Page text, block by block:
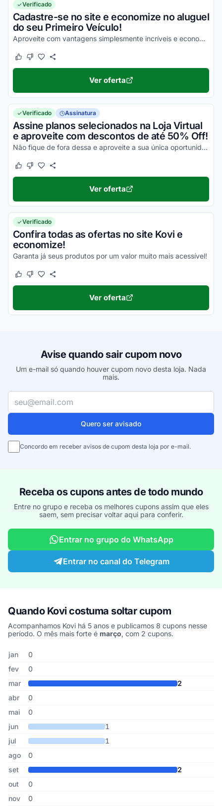
Verificado
Cadastre-se no site e economize no aluguel
do seu Primeiro Veículo!
Aproveite com vantagens simplesmente incríveis e economize em todas as suas compras com facilidade!
Este cupom funcionou
Este cupom não funcionou
Ver oferta
Verificado Assinatura
Assine planos selecionados na Loja Virtual
e aproveite com descontos de até 50% Off!
Não fique de fora dessa e aproveite a sua única oportunidade para economizar!
Este cupom funcionou
Este cupom não funcionou
Ver oferta
Verificado
Confira todas as ofertas no site Kovi e
economize!
Garanta já seus produtos por um valor muito mais acessível!
Este cupom funcionou
Este cupom não funcionou
Ver oferta
Avise quando sair cupom novo
Um e-mail só quando houver cupom novo desta loja. Nada
mais.
Seu e-mail
Quero ser avisado
Concordo em receber avisos de cupom desta loja por e-mail.
Receba os cupons antes de todo mundo
Entre no grupo e receba os melhores cupons assim que eles
saem, sem precisar voltar aqui para conferir.
Entrar no grupo do WhatsApp
Entrar no canal do Telegram
Quando Kovi costuma soltar cupom
Acompanhamos Kovi há 5 anos e publicamos 8 cupons nesse
período. O mês mais forte é março, com 2 cupons.
Cupons de Kovi publicados por mês, somando os últimos 5 anos
Mês Cupons publicados
jan
0
fev
0
mar
2
abr
0
mai
0
jun
1
jul
1
ago
0
set
2
out
0
nov
0